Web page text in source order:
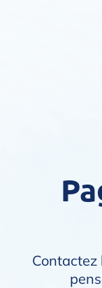
Contactez